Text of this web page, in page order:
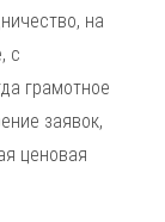
на
с
грамотное
заявок,
ценовая